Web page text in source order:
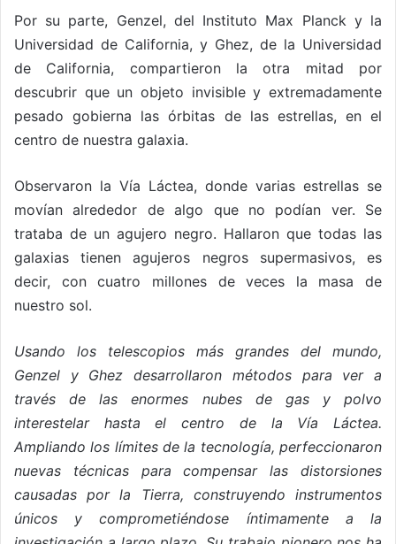
Por su parte, Genzel, del Instituto Max Planck y la
Universidad de California, y Ghez, de la Universidad
de California, compartieron la otra mitad por
descubrir que un objeto invisible y extremadamente
pesado gobierna las órbitas de las estrellas, en el
centro de nuestra galaxia.
Observaron la Vía Láctea, donde varias estrellas se
movían alrededor de algo que no podían ver. Se
trataba de un agujero negro. Hallaron que todas las
galaxias tienen agujeros negros supermasivos, es
decir, con cuatro millones de veces la masa de
nuestro sol.
Usando los telescopios más grandes del mundo,
Genzel y Ghez desarrollaron métodos para ver a
través de las enormes nubes de gas y polvo
interestelar hasta el centro de la Vía Láctea.
Ampliando los límites de la tecnología, perfeccionaron
nuevas técnicas para compensar las distorsiones
causadas por la Tierra, construyendo instrumentos
únicos y comprometiéndose íntimamente a la